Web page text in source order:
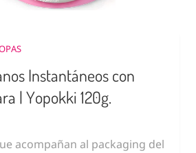
Instantáneos con
| Yopokki 120g.
acompañan al packaging del